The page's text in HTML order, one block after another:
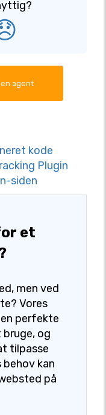
agent
kode
Plugin
siden
et
men ved
Vores
perfekte
bruge, og
tilpasse
kan
på